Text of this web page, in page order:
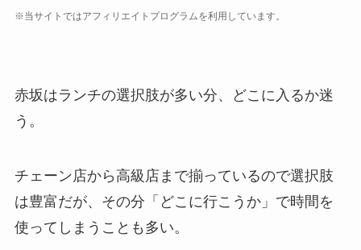
※当サイトではアフィリエイトプログラムを利用しています。
赤坂はランチの選択肢が多い分、どこに入るか迷
う。
チェーン店から高級店まで揃っているので選択肢
は豊富だが、その分「どこに行こうか」で時間を
使ってしまうことも多い。